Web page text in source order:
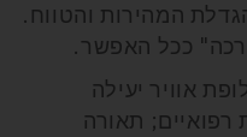
המהירות והטווח.
ככל האפשר.
אוויר יעילה
תאורה